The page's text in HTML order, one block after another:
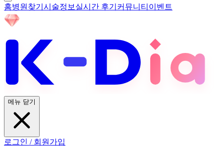
홈병원찾기 시술정보 실시간 후기 커뮤니티 이벤트
메뉴 닫기
로그인 / 회원가입